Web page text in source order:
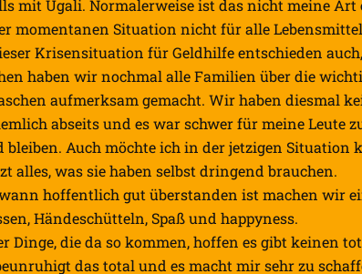
mit Ugali. Normalerweise ist das nicht meine Art
momentanen Situation nicht für alle
Krisensituation für Geldhilfe entschieden
haben wir nochmal alle Familien über die
aufmerksam gemacht. Wir haben diesmal
abseits und es war schwer für meine Leute
bleiben. Auch möchte ich in der jetzigen Situation
alles, was sie haben selbst dringend brauchen.
hoffentlich gut überstanden ist machen wir
Händeschütteln, Spaß und happyness.
Dinge, die da so kommen, hoffen es gibt keinen
das total und es macht mir sehr zu